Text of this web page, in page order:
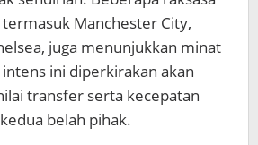
Manchester City,
juga menunjukkan minat
ini diperkirakan akan
transfer serta kecepatan
belah pihak.